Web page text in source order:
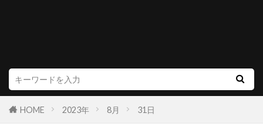
HOME 2023年 8月 31日